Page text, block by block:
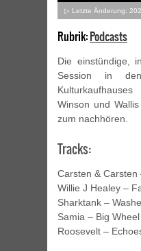
▷ Letzte Änderung:
Rubrik:Podcasts
Die einstündige,
Session in
Winson und
zum nachhören.
Tracks:
Carsten & Carsten
Willie J Healey –
Sharktank –
Samia – Big Wheel
Roosevelt –